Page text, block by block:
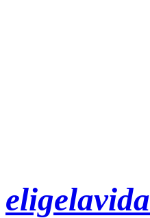
eligelavida